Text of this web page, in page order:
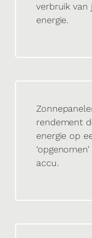
verbruik van
energie.
rendement
energie op
accu.